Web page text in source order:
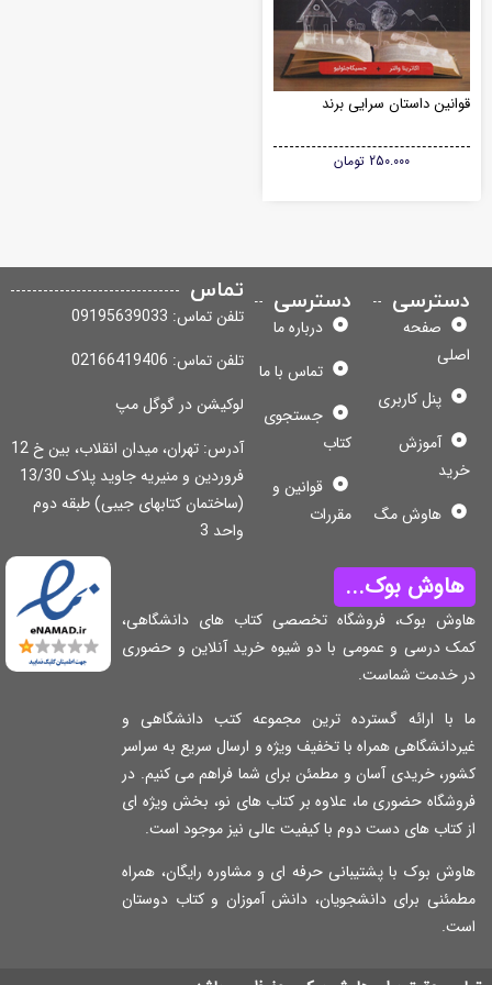
داستان سرایی برند
250.000 تومان
صفحه
پنل کاربری
آموزش
هاوش مگ
دسترسی
درباره ما
تماس با ما
جستجوی
قوانین و
مقررات
تماس
تلفن تماس: 09195639033
تلفن تماس: 02166419406
لوکیشن در گوگل مپ
آدرس: تهران، میدان انقلاب، بین خ 12
فروردین و منیریه جاوید پلاک 13/30
(ساختمان کتابهای جیبی) طبقه دوم
واحد 3
بوک...
بوک، فروشگاه تخصصی کتاب های دانشگاهی،
درسی و عمومی با دو شیوه خرید آنلاین و حضوری
خدمت شماست.
با ارائه گسترده ترین مجموعه کتب دانشگاهی و
همراه با تخفیف ویژه و ارسال سریع به سراسر
خریدی آسان و مطمئن برای شما فراهم می کنیم. در
حضوری ما، علاوه بر کتاب های نو، بخش ویژه ای
کتاب های دست دوم با کیفیت عالی نیز موجود است.
بوک با پشتیبانی حرفه ای و مشاوره رایگان، همراه
برای دانشجویان، دانش آموزان و کتاب دوستان